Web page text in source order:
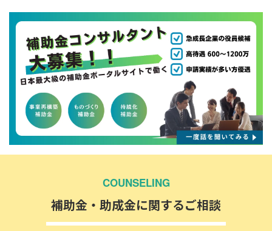
COUNSELING
補助金・助成金に関するご相談